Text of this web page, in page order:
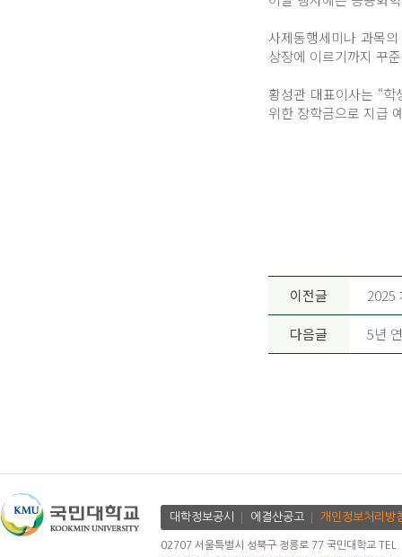
사제동행세미나 과목
상장에 이르기까지 꾸
황성관 대표이사는 “
위한 장학금으로 지급
이전글 2025
다음글 5년
대학정보공시 에결산공고 개인정보처리방
02707 서울특별시 성북구 정릉로 77 국민대학교